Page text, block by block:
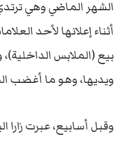
الشهر الماضي وهي
أثناء إعلانها لأحد
بيع (الملابس
ويديها، وهو ما أغضب
وقبل أسابيع، عبرت زارا